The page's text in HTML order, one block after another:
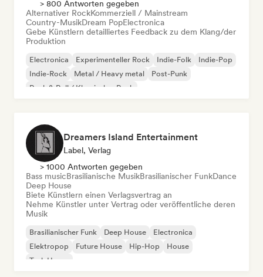
> 800 Antworten gegeben
Alternativer RockKommerziell / Mainstream
Country-MusikDream PopElectronica
Gebe Künstlern detailliertes Feedback zu dem Klang/der
Produktion
Electronica Experimenteller Rock Indie-Folk
Indie-Pop
Indie-Rock
Metal / Heavy metal
Post-Punk
Rock & Roll / Klassischer Rock
Dreamers Island Entertainment
Label, Verlag
> 1000 Antworten gegeben
Bass musicBrasilianische MusikBrasilianischer FunkDance
Deep House
Biete Künstlern einen Verlagsvertrag an
Nehme Künstler unter Vertrag oder veröffentliche deren
Musik
Brasilianischer Funk Deep House
Electronica
Elektropop
Future House Hip-Hop
House
Tech House